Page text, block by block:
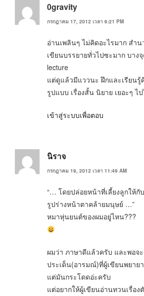
0gravity
กรกฎาคม 17, 2012 เวลา 6:21 PM
อ่านเพลินๆ ไม่คิดอะไรมาก สำ
เขียนบรรยายทั่วไปซะมาก บาง
lecture
แต่ดูแล้วมีแววนะ ฝึกและเรียน
รูปแบบ เรื่องสั้น นิยาย เยอะๆ ไ
เข้าสู่ระบบเพื่อตอบ
นิราจ
กรกฎาคม 19, 2012 เวลา 11:49 AM
“… โดยปล่อยหน้าที่เลี้ยงลูกให้
รูปร่างหน้าตาคล้ายมนุษย์ …”
หมาหุ่นยนต์ของผมอยู่ไหน???
ผมว่า ภาษาดีแล้วครับ และพอจะ
ประเด็น(อารมณ์)ที่ผู้เขียนพยาย
แต่มันกระโดดอ่ะครับ
แต่อยากให้ผู้เขียนอ่านทวนเรื่อง